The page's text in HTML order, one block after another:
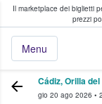
Il marketplace dei biglietti
prezzi
Menu
fan
Cádiz, Orilla
gio 20 ago 2026 •